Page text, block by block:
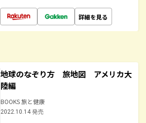
詳細を見る
地球のなぞり方 旅地図 アメリカ大
陸編
BOOKS 旅と健康
2022.10.14 発売